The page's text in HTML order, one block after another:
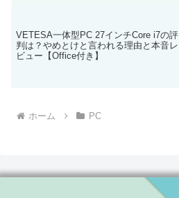
VETESA一体型PC 27インチCore i7の評
判は？やめとけと言われる理由と本音レ
ビュー【Office付き】
ホーム PC